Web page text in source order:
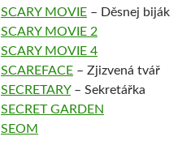
SCARY MOVIE – Děsnej biják
SCARY MOVIE 2
SCARY MOVIE 4
SCAREFACE – Zjizvená tvář
SECRETARY– Sekretářka
SECRET GARDEN
SEOM